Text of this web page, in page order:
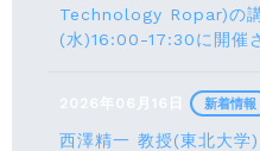
Technology Ropar)の
(水)16:00-17:30に開催
2026年06月16日
西澤精一 教授(東北大学
新着情報